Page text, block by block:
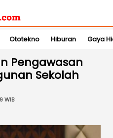
Ototekno Hiburan Gaya
Pengawasan
Sekolah
WIB